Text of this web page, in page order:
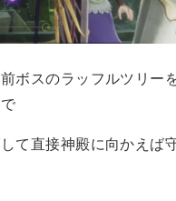
ボスのラッフルツリー
て直接神殿に向かえば